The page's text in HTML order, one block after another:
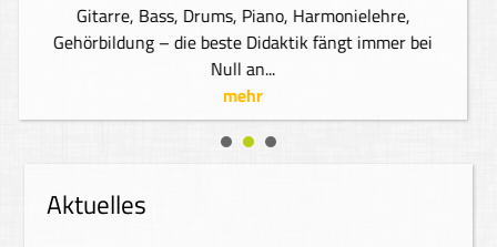
Gitarre, Bass, Drums, Piano, Harmonielehre,
Gehörbildung – die beste Didaktik fängt immer bei
Null an...
mehr
Aktuelles